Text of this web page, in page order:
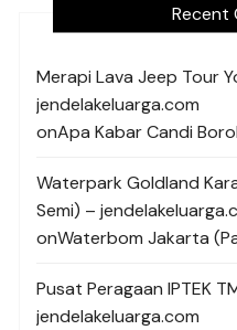
Recent
Merapi Lava Jeep Tour
jendelakeluarga.com
onApa Kabar Candi
Waterpark Goldland
Semi) –
onWaterbom Jakarta
Pusat Peragaan IPTEK
jendelakeluarga.com